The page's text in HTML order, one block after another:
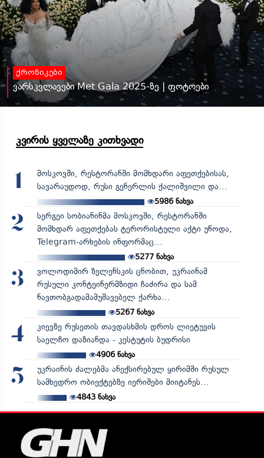
ქრონიკები
ვარსკვლავები Met Gala 2025-ზე | ფოტოები
კვირის ყველაზე კითხვადი
1
მოსკოვში, რესტორანში მომხდარი აფეთქებისას,
სავარაუდოდ, რუსი გენერლის ქალიშვილი და...
5986ნახვა
2
სერგეი სობიანინმა მოსკოვში, რესტორანში
მომხდარ აფეთქებას ტერორისტული აქტი უწოდა,
Telegram-არხების ინფორმაც...
5277ნახვა
3
ვოლოდიმირ ზელენსკის ცნობით, უკრაინამ
რუსული კონტეინერმზიდი ჩაძირა და სამ
ნავთობგადამამუშავებელ ქარხა...
5267ნახვა
4
კიევზე რუსეთის თავდასხმის დროს ლიეტუვის
საელჩო დაზიანდა - კესტუტის ბუდრისი
4906ნახვა
5
უკრაინის ძალებმა ანექსირებულ ყირიმში რუსულ
სამხედრო ობიექტებზე იერიშები მიიტანეს...
4843ნახვა